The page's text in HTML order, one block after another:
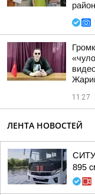
11:27
ЛЕНТА НОВОСТЕЙ
895